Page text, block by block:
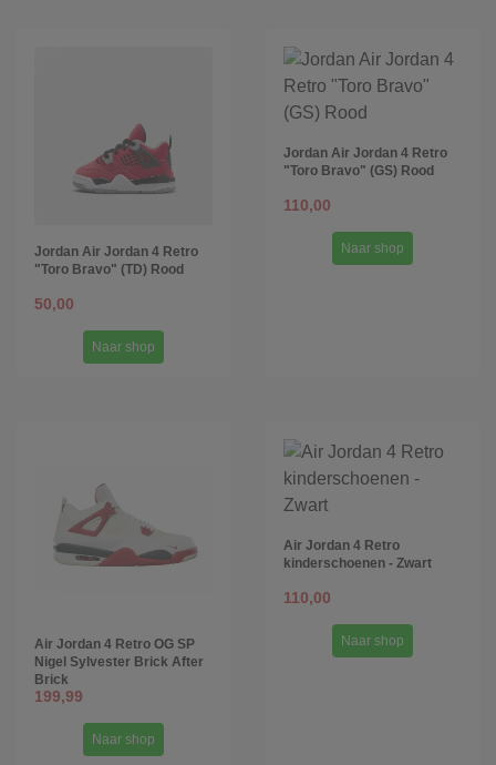
Jordan Air Jordan 4 Retro
"Toro Bravo" (TD) Rood
50,00
Naar shop
Jordan Air Jordan 4 Retro
"Toro Bravo" (GS) Rood
110,00
Naar shop
Air Jordan 4 Retro OG SP
Nigel Sylvester Brick After
Brick
199,99
Naar shop
Air Jordan 4 Retro
kinderschoenen - Zwart
110,00
Naar shop